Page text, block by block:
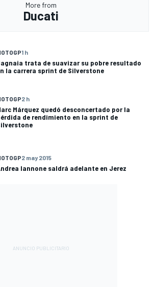
More from
Ducati
1 h
trata de suavizar su pobre resultado
la carrera sprint de Silverstone
2 h
Márquez quedó desconcertado por la
de rendimiento en la sprint de
2 may 2015
Iannone saldrá adelante en Jerez